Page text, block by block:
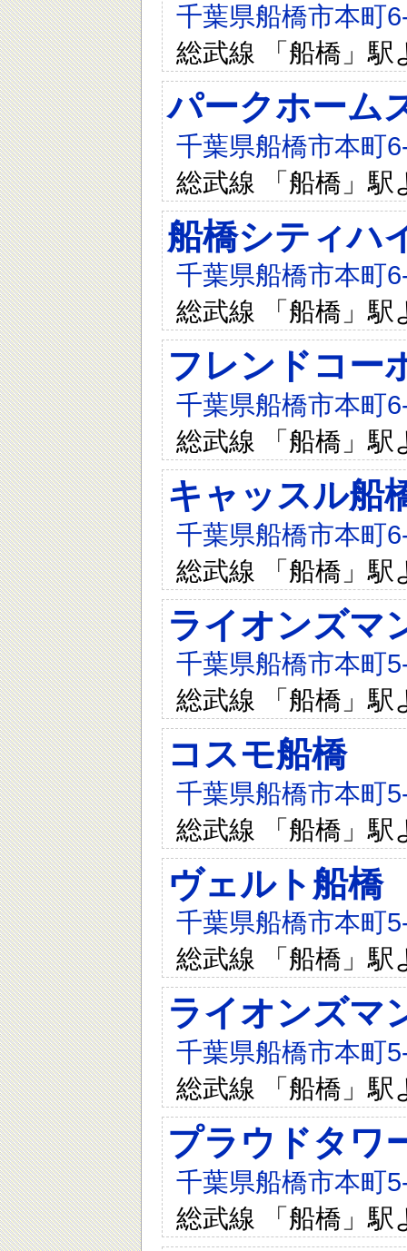
千葉県船橋市本町
総武線 「船橋」駅
パークホーム
千葉県船橋市本町
総武線 「船橋」駅
船橋シティハ
千葉県船橋市本町
総武線 「船橋」駅
フレンドコー
千葉県船橋市本町
総武線 「船橋」駅
キャッスル船
千葉県船橋市本町
総武線 「船橋」駅
ライオンズマ
千葉県船橋市本町
総武線 「船橋」駅
コスモ船橋
千葉県船橋市本町
総武線 「船橋」駅
ヴェルト船橋
千葉県船橋市本町
総武線 「船橋」駅
ライオンズマ
千葉県船橋市本町
総武線 「船橋」駅
プラウドタワ
千葉県船橋市本町
総武線 「船橋」駅